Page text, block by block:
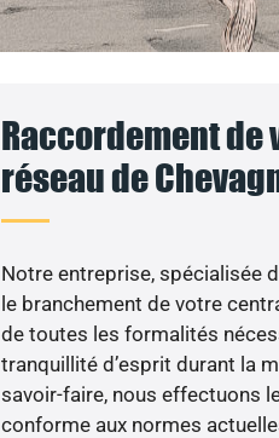
Raccordement de
réseau de
Notre entreprise, spécialisée
le branchement de votre
de toutes les formalités
tranquillité d’esprit durant la
savoir-faire, nous effectuons
conforme aux normes